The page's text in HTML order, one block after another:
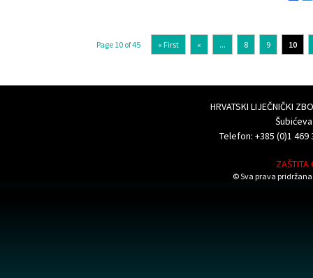
Page 10 of 45 « First « ... 8 9 10
HRVATSKI LIJEČNIČKI
Telefon: +385 (0)1 469
ZAŠTITA
© Sva prava